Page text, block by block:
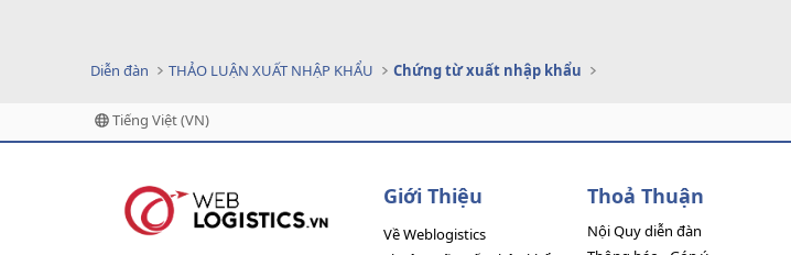
Diễn đàn THẢO LUẬN XUẤT NHẬP KHẨU Chứng từ xuất nhập khẩu
Tiếng Việt (VN)
Giới Thiệu
Về Weblogistics
Thoả Thuận
Nội Quy diễn đàn